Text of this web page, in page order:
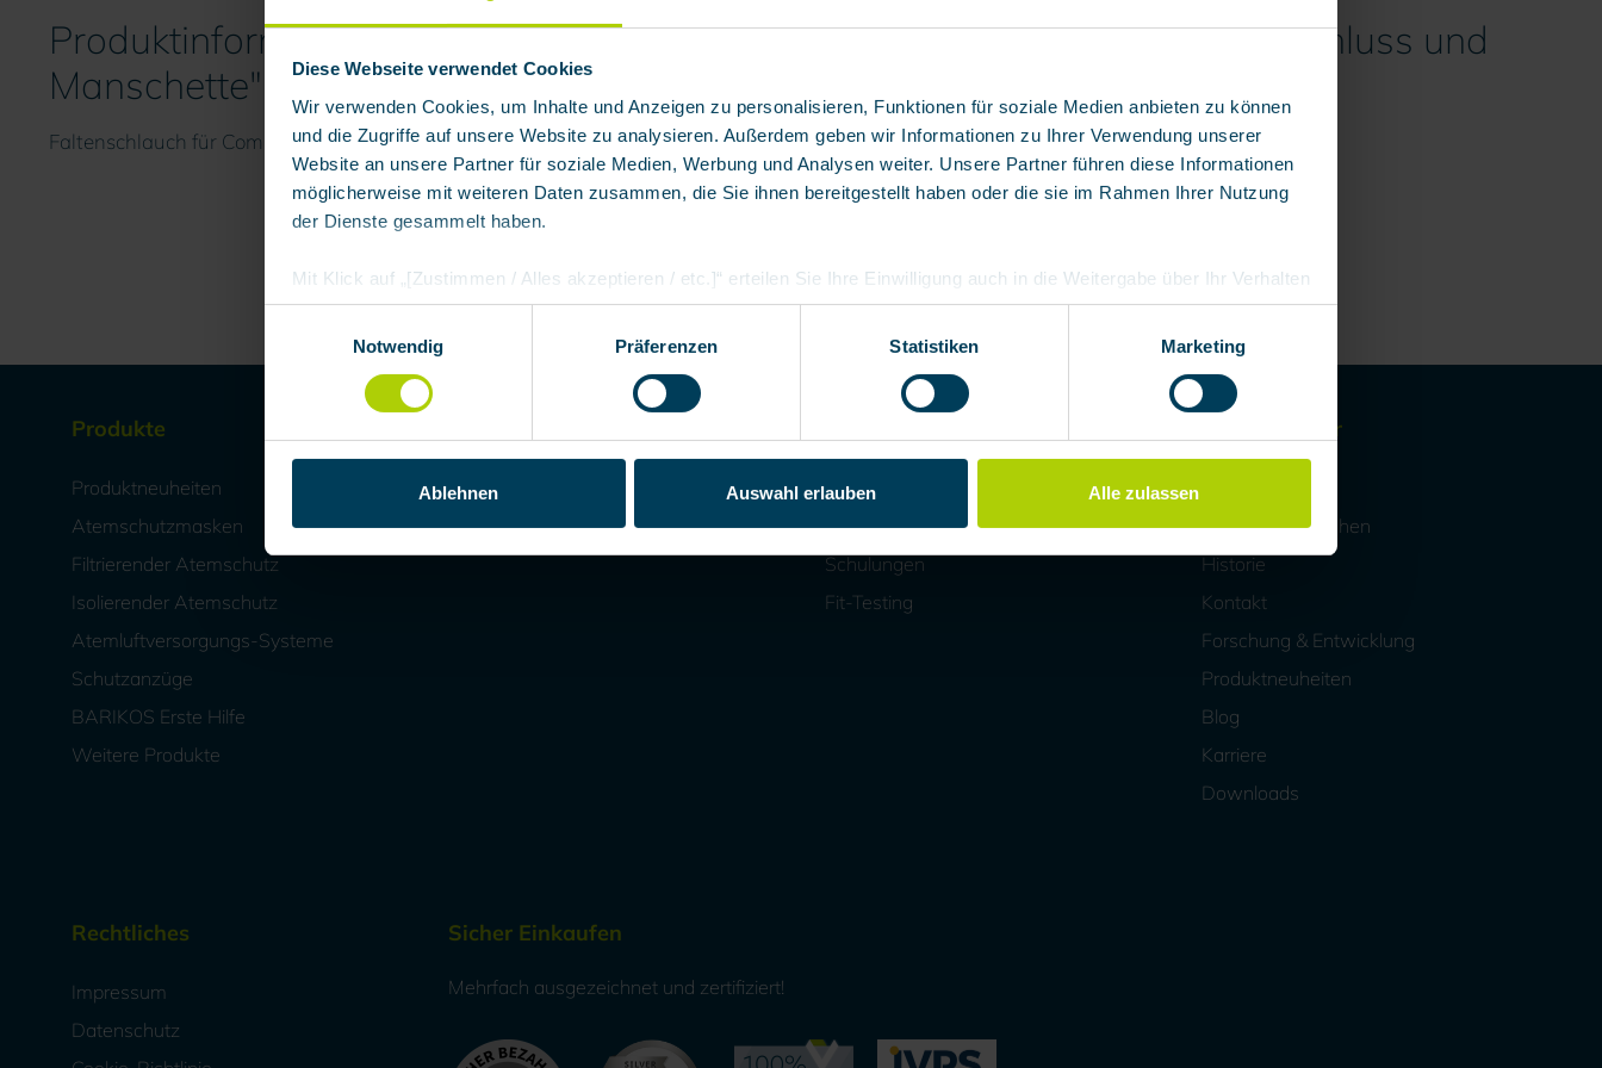
Diese Webseite verwendet Cookies
Wir verwenden Cookies, um Inhalte und Anzeigen zu personalisieren, Funktionen für soziale Medien anbieten zu können
und die Zugriffe auf unsere Website zu analysieren. Außerdem geben wir Informationen zu Ihrer Verwendung unserer
Website an unsere Partner für soziale Medien, Werbung und Analysen weiter. Unsere Partner führen diese Informationen
möglicherweise mit weiteren Daten zusammen, die Sie ihnen bereitgestellt haben oder die sie im Rahmen Ihrer Nutzung
der Dienste gesammelt haben.
Mit Klick auf „[Zustimmen / Alles akzeptieren / etc.]“ erteilen Sie Ihre Einwilligung auch in die Weitergabe über Ihr Verhalten
in unserem Shop an unseren Partner, die shopware AG (Ebbinghoff 10, 48624 Schöppingen, Deutschland), die diese
Daten Ihnen nicht persönlich zuordnen kann, sie aber zu eigenen Zwecken (z.B. Produktverbesserungen,
Notwendig
Präferenzen Statistiken Marketing
Ablehnen Auswahl erlauben Alle zulassen
Produktinformationen "Faltenschlauch für Commander II mit Bajonett-Anschluss und
Manschette"
Faltenschlauch für Commander II mit Bajonett-Anschluss und Manschette
Produkte
Produktneuheiten
Atemschutzmasken
Filtrierender Atemschutz
Isolierender Atemschutz
Atemluftversorgungs-Systeme
Schutzanzüge
BARIKOS Erste Hilfe
Weitere Produkte
Reinigung und Wartung
Revision und Reparatur
Schulungen
Fit-Testing
BartelsRieger
Kunden & Branchen
Historie
Kontakt
Forschung & Entwicklung
Produktneuheiten
Blog
Karriere
Downloads
Rechtliches
Impressum
Datenschutz
Sicher Einkaufen
Mehrfach ausgezeichnet und zertifiziert!